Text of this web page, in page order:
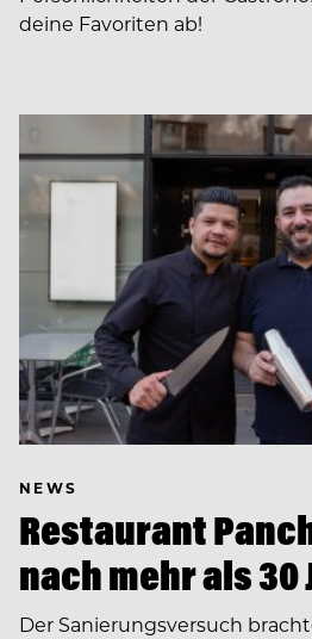
deine Favoriten ab!
NEWS
Restaurant
nach mehr als 30
Der Sanierungsversuch